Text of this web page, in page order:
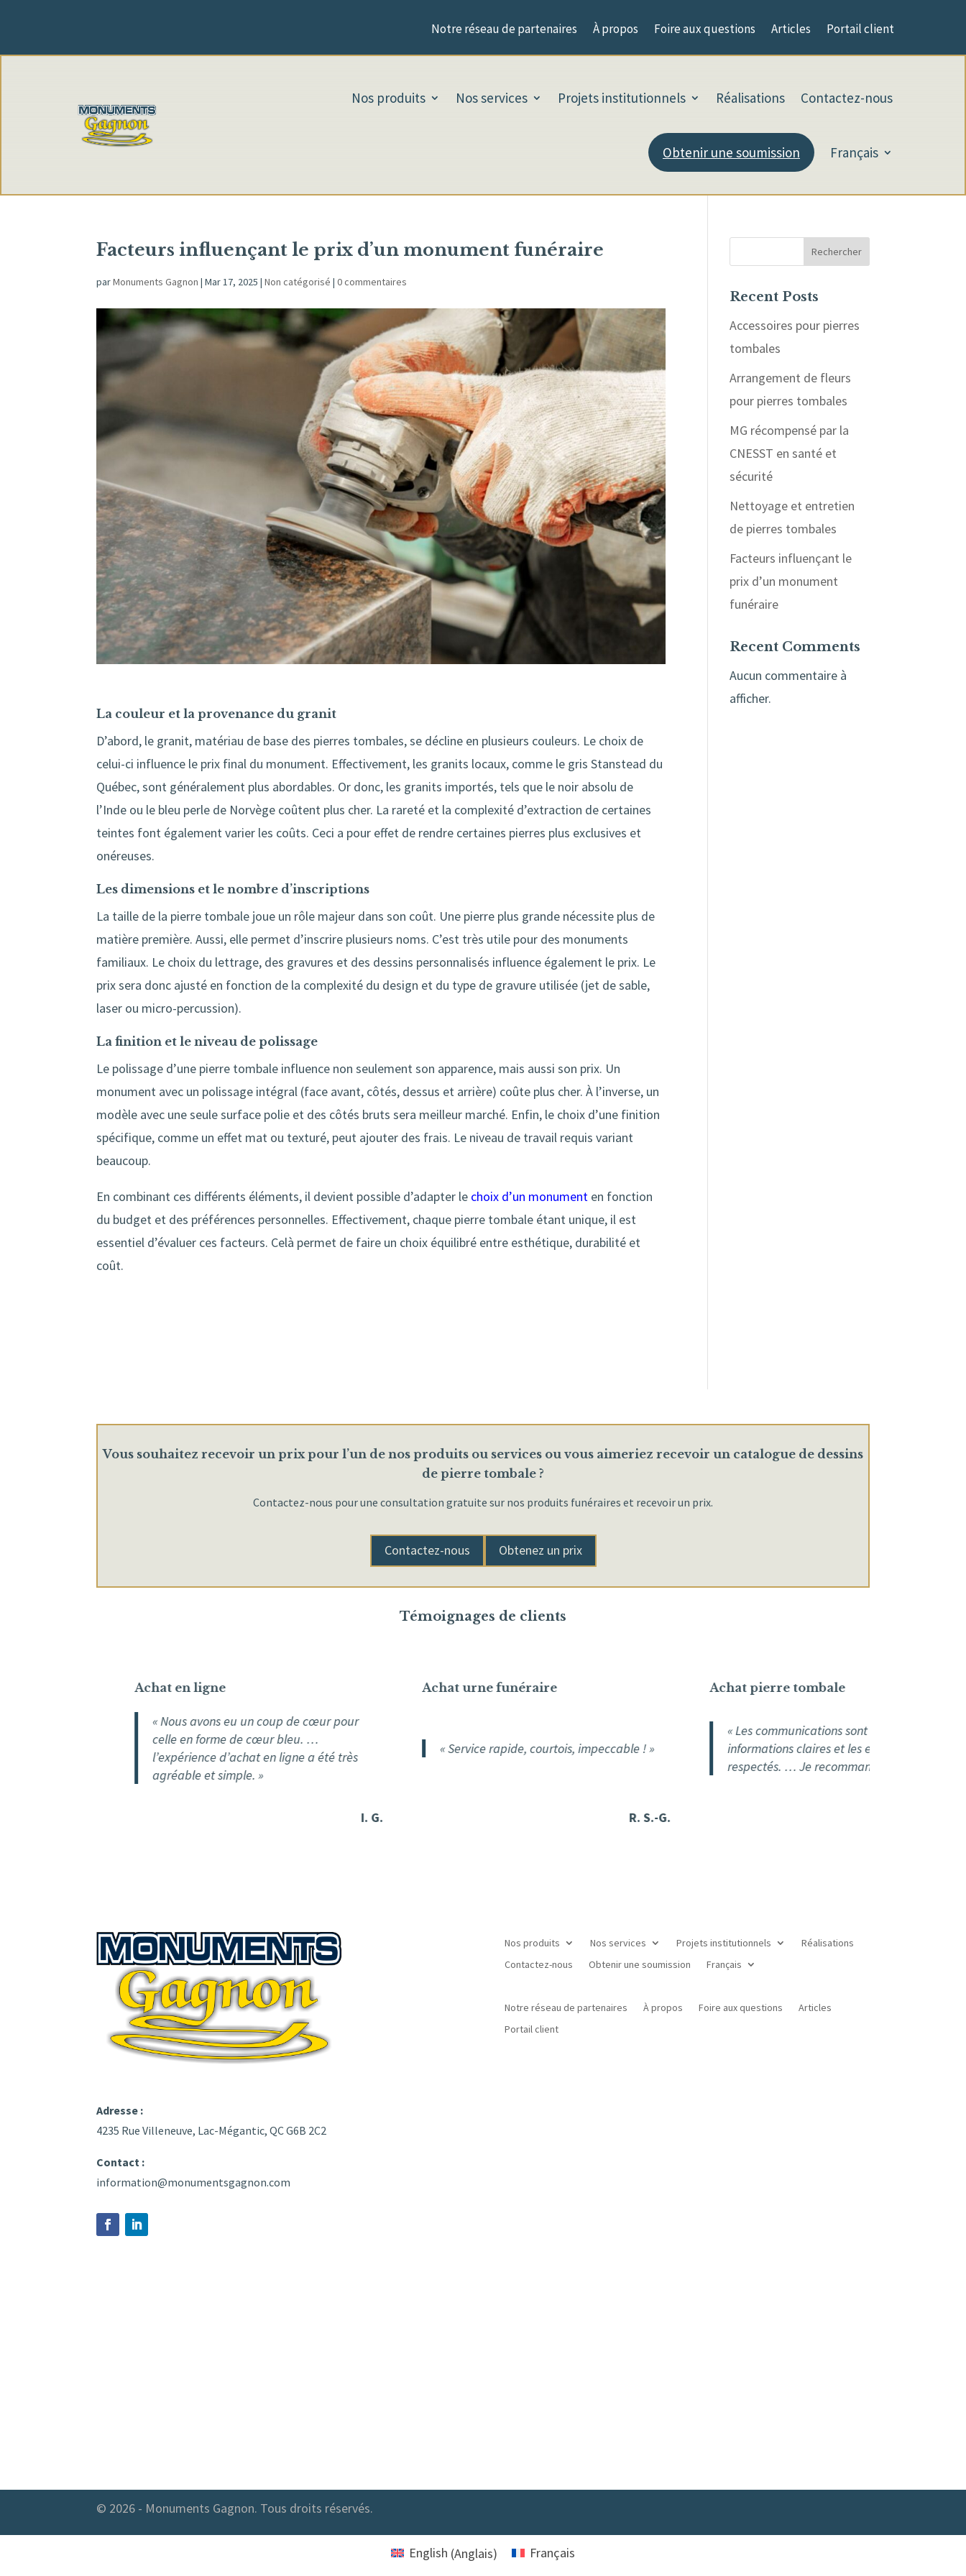
Notre réseau de partenaires À propos Foire aux questions Articles Portail client
Nos produits Nos services Projets institutionnels Réalisations Contactez-nous
Obtenir une soumission Français
Facteurs influençant le prix d’un monument funéraire
parMonuments Gagnon |Mar 17, 2025 |Non catégorisé |0 commentaires
La couleur et la provenance du granit
D’abord, le granit, matériau de base des pierres tombales, se décline en plusieurs couleurs. Le choix de
celui-ci influence le prix final du monument. Effectivement, les granits locaux, comme le gris Stanstead du
Québec, sont généralement plus abordables. Or donc, les granits importés, tels que le noir absolu de
l’Inde ou le bleu perle de Norvège coûtent plus cher. La rareté et la complexité d’extraction de certaines
teintes font également varier les coûts. Ceci a pour effet de rendre certaines pierres plus exclusives et
onéreuses.
Les dimensions et le nombre d’inscriptions
La taille de la pierre tombale joue un rôle majeur dans son coût. Une pierre plus grande nécessite plus de
matière première. Aussi, elle permet d’inscrire plusieurs noms. C’est très utile pour des monuments
familiaux. Le choix du lettrage, des gravures et des dessins personnalisés influence également le prix. Le
prix sera donc ajusté en fonction de la complexité du design et du type de gravure utilisée (jet de sable,
laser ou micro-percussion).
La finition et le niveau de polissage
Le polissage d’une pierre tombale influence non seulement son apparence, mais aussi son prix. Un
monument avec un polissage intégral (face avant, côtés, dessus et arrière) coûte plus cher. À l’inverse, un
modèle avec une seule surface polie et des côtés bruts sera meilleur marché. Enfin, le choix d’une finition
spécifique, comme un effet mat ou texturé, peut ajouter des frais. Le niveau de travail requis variant
beaucoup.
En combinant ces différents éléments, il devient possible d’adapter le choix d’un monument en fonction
du budget et des préférences personnelles. Effectivement, chaque pierre tombale étant unique, il est
essentiel d’évaluer ces facteurs. Celà permet de faire un choix équilibré entre esthétique, durabilité et
coût.
Rechercher
Recent Posts
Accessoires pour pierres
tombales
Arrangement de fleurs
pour pierres tombales
MG récompensé par la
CNESST en santé et
sécurité
Nettoyage et entretien
de pierres tombales
Facteurs influençant le
prix d’un monument
funéraire
Recent Comments
Aucun commentaire à
afficher.
Vous souhaitez recevoir un prix pour l’un de nos produits ou services ou vous aimeriez recevoir un catalogue de dessins
de pierre tombale ?
Contactez-nous pour une consultation gratuite sur nos produits funéraires et recevoir un prix.
Contactez-nous Obtenez un prix
Témoignages de clients
Achat en ligne
« Nous avons eu un coup de cœur pour
celle en forme de cœur bleu. …
l’expérience d’achat en ligne a été très
agréable et simple. »
Achat urne funéraire
« Service rapide, courtois, impeccable ! »
Achat pierre tombale
« Les communications sont courtoises, les
informations claires et les engagements
respectés. … Je recommande ! »
Adresse :
4235 Rue Villeneuve, Lac-Mégantic, QC G6B 2C2
Contact :
information@monumentsgagnon.com
Nos produits Nos services Projets institutionnels
Réalisations
Contactez-nous
Obtenir une soumission Français
Notre réseau de partenaires À propos Foire aux questions
Articles
Portail client
© 2026 - Monuments Gagnon. Tous droits réservés.
English (Anglais) Français